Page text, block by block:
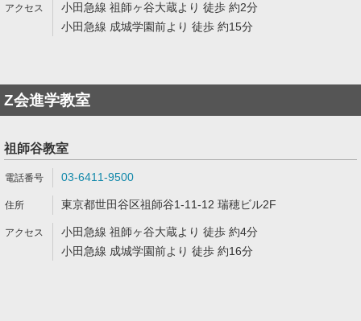
小田急線 祖師ヶ谷大蔵より 徒歩 約2分
小田急線 成城学園前より 徒歩 約15分
Z会進学教室
祖師谷教室
03-6411-9500
東京都世田谷区祖師谷1-11-12 瑞穂ビル2F
小田急線 祖師ヶ谷大蔵より 徒歩 約4分
小田急線 成城学園前より 徒歩 約16分